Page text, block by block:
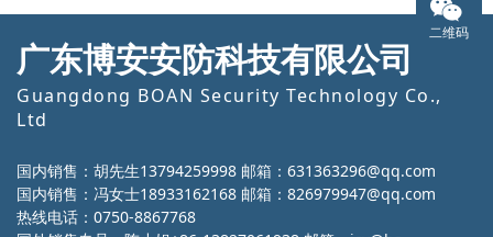
广东博安安防科技有限公司
Guangdong BOAN Security Technology Co.,
Ltd
国内销售：胡先生13794259998 邮箱：631363296@qq.com
国内销售：冯女士18933162168 邮箱：826979947@qq.com
热线电话：0750-8867768
二维码